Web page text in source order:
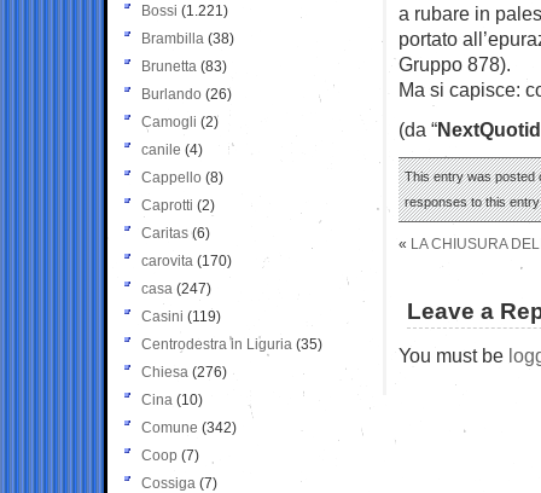
a rubare in
portato
Gruppo 878).
Ma si capisce:
(da “
This entry was posted
responses to this
« LA CHIUSURA
Leave a
You must be
Bossi (1.221)
Brambilla (38)
Brunetta (83)
Burlando (26)
Camogli (2)
canile (4)
Cappello (8)
Caprotti (2)
Caritas (6)
carovita (170)
casa (247)
Casini (119)
Centrodestra in Liguria (35)
Chiesa (276)
Cina (10)
Comune (342)
Coop (7)
Cossiga (7)